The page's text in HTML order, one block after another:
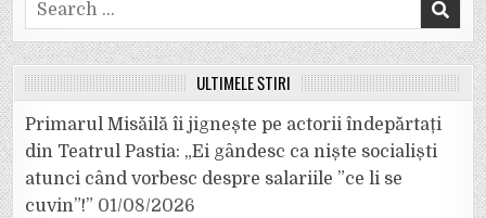
for:
ULTIMELE ȘTIRI
Primarul Misăilă îi jignește pe actorii îndepărtați
din Teatrul Pastia: „Ei gândesc ca niște socialiști
atunci când vorbesc despre salariile ”ce li se
cuvin”!” 01/08/2026